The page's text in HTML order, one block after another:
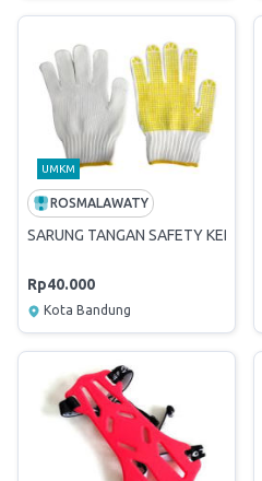
UMKM
ROSMALAWATY
SARUNG TANGAN SAFETY KERJA
Rp40.000
Kota Bandung